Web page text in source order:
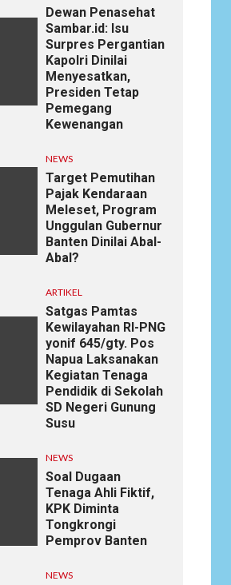
Dewan Penasehat
Sambar.id: Isu
Surpres Pergantian
Kapolri Dinilai
Menyesatkan,
Presiden Tetap
Pemegang
Kewenangan
NEWS
Target Pemutihan
Pajak Kendaraan
Meleset, Program
Unggulan Gubernur
Banten Dinilai Abal-
Abal?
ARTIKEL
Satgas Pamtas
Kewilayahan RI-PNG
yonif 645/gty. Pos
Napua Laksanakan
Kegiatan Tenaga
Pendidik di Sekolah
SD Negeri Gunung
Susu
NEWS
Soal Dugaan
Tenaga Ahli Fiktif,
KPK Diminta
Tongkrongi
Pemprov Banten
NEWS